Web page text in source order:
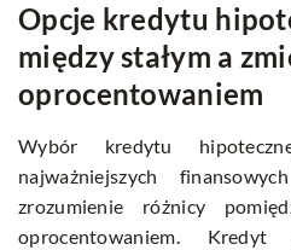
Opcje kredytu
między stałym a
oprocentowaniem
Wybór kredytu
najważniejszych
zrozumienie różnicy
oprocentowaniem.